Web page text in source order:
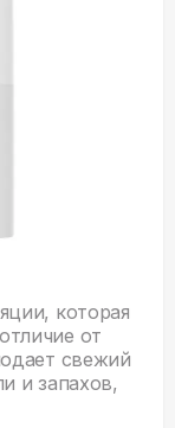
которая
от
свежий
и запахов,